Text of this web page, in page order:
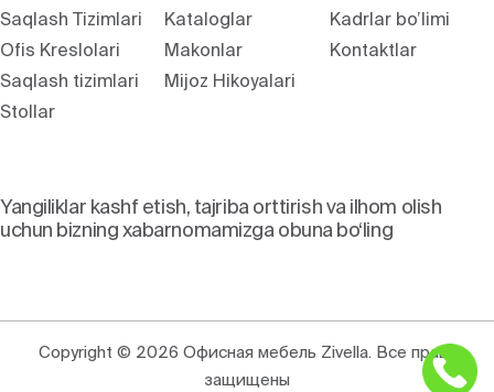
Saqlash Tizimlari
Ofis Kreslolari
Saqlash tizimlari
Stollar
Kataloglar
Makonlar
Mijoz Hikoyalari
Kadrlar bo’limi
Kontaktlar
Yangiliklar kashf etish, tajriba orttirish va ilhom olish
uchun bizning xabarnomamizga obuna bo‘ling
Copyright © 2026 Офисная мебель Zivella. Все права
защищены